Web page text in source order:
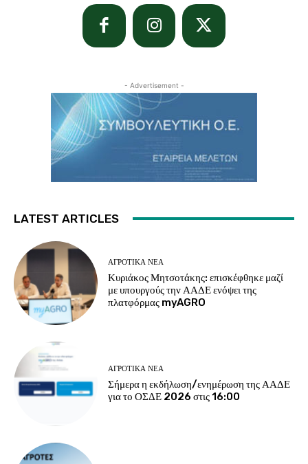
- Advertisement -
LATEST ARTICLES
ΑΓΡΟΤΙΚΆ ΝΈΑ
Κυριάκος Μητσοτάκης: επισκέφθηκε μαζί
με υπουργούς την ΑΑΔΕ ενόψει της
πλατφόρμας myAGRO
ΑΓΡΟΤΙΚΆ ΝΈΑ
Σήμερα η εκδήλωση/ενημέρωση της ΑΑΔΕ
για το ΟΣΔΕ 2026 στις 16:00